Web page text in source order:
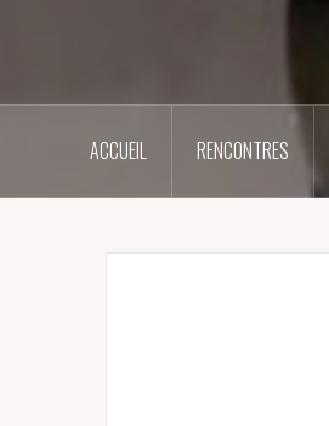
ACCUEIL RENCONTRES